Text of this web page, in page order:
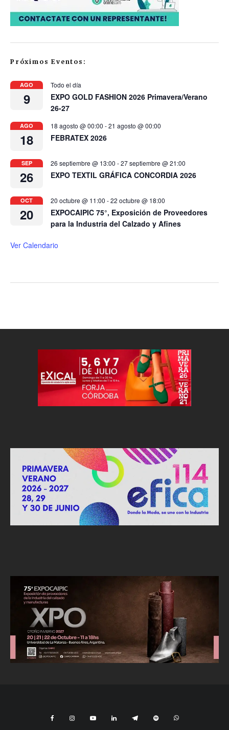
Próximos Eventos:
AGO
9
Todo el día
EXPO GOLD FASHION 2026 Primavera/Verano
26-27
AGO
18
18 agosto @ 00:00 -21 agosto @ 00:00
FEBRATEX 2026
SEP
26
26 septiembre @ 13:00 -27 septiembre @ 21:00
EXPO TEXTIL GRÁFICA CONCORDIA 2026
OCT
20
20 octubre @ 11:00 -22 octubre @ 18:00
EXPOCAIPIC 75°, Exposición de Proveedores
para la Industria del Calzado y Afines
Ver Calendario